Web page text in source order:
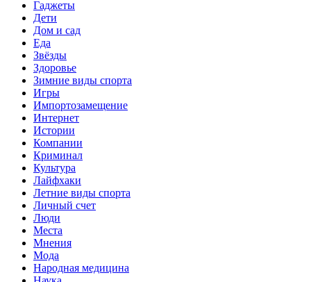
Гаджеты
Дети
Дом и сад
Еда
Звёзды
Здоровье
Зимние виды спорта
Игры
Импортозамещение
Интернет
Истории
Компании
Криминал
Культура
Лайфхаки
Летние виды спорта
Личный счет
Люди
Места
Мнения
Мода
Народная медицина